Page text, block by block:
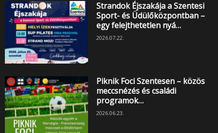
Strandok Éjszakája a Szentesi
Sport- és Üdülőközpontban –
egy felejthetetlen nyá…
2026.07.22.
Piknik Foci Szentesen – közös
meccsnézés és családi
programok…
2026.06.23.